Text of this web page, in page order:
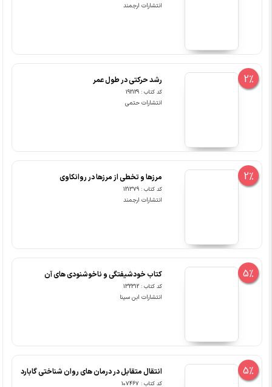
انتشارات ارجمند
2% رشد حرکتی در طول عمر
کد کتاب : 192129
انتشارات حتمی
2% مرزها و تخطی از مرزها در روانکاوی
کد کتاب : 121379
انتشارات ارجمند
5% کتاب خودشیفتگی و ناخوشنودی های آن
کد کتاب : 132312
انتشارات ابن سینا
5% انتقال متقابل در درمان های روان شناختی گابارد
کد کتاب : 107467